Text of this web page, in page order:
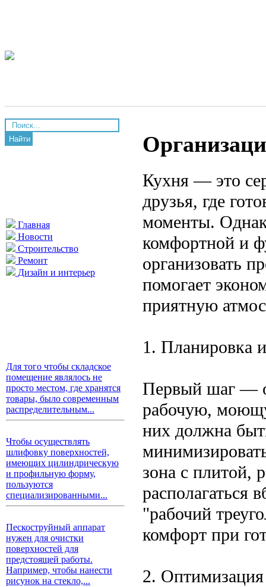
Найти
Главная
Новости
Строительство
Ремонт
Дизайн и интерьер
Для того чтобы складское
помещение являлось не
просто местом, где хранятся
товары, было современным
распределительным...
Чтобы осуществлять
шлифовку поверхностей,
имеющих цилиндрическую
и профильную форму,
пользуются
специализированными...
Пескоструйный аппарат
нужен для очистки
поверхностей для
предстоящей работы.
Например, чтобы нанести
рисунок на стекло,...
Кухня — это
друзья, где
моменты.
комфортной и
организовать
помогает
приятную
1. Планировка
Первый шаг —
рабочую,
них должна
зона с плитой,
располагаться
"рабочий
комфорт при
2.